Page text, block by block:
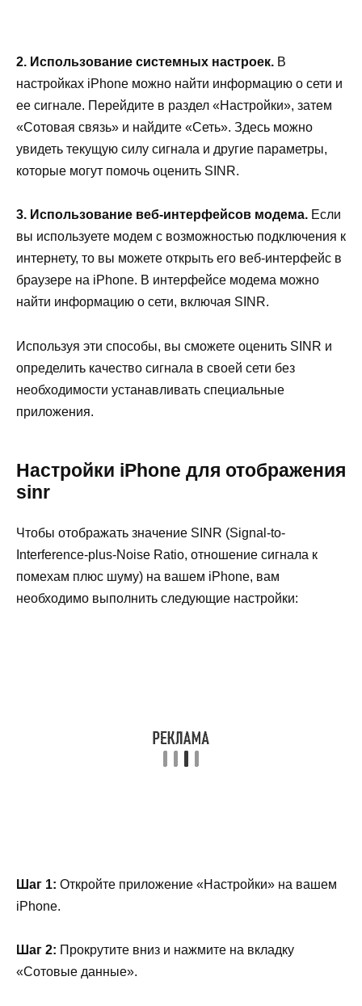
2. Использование системных настроек. В
настройках iPhone можно найти информацию о сети и
ее сигнале. Перейдите в раздел «Настройки», затем
«Сотовая связь» и найдите «Сеть». Здесь можно
увидеть текущую силу сигнала и другие параметры,
которые могут помочь оценить SINR.
3. Использование веб-интерфейсов модема. Если
вы используете модем с возможностью подключения к
интернету, то вы можете открыть его веб-интерфейс в
браузере на iPhone. В интерфейсе модема можно
найти информацию о сети, включая SINR.
Используя эти способы, вы сможете оценить SINR и
определить качество сигнала в своей сети без
необходимости устанавливать специальные
приложения.
Настройки iPhone для отображения
sinr
Чтобы отображать значение SINR (Signal-to-
Interference-plus-Noise Ratio, отношение сигнала к
помехам плюс шуму) на вашем iPhone, вам
необходимо выполнить следующие настройки:
Шаг 1: Откройте приложение «Настройки» на вашем
iPhone.
Шаг 2: Прокрутите вниз и нажмите на вкладку
«Сотовые данные».